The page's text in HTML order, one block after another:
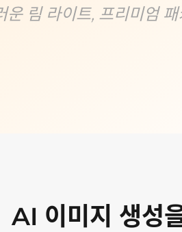
운 림 라이트, 프리미엄
AI 이미지 생성